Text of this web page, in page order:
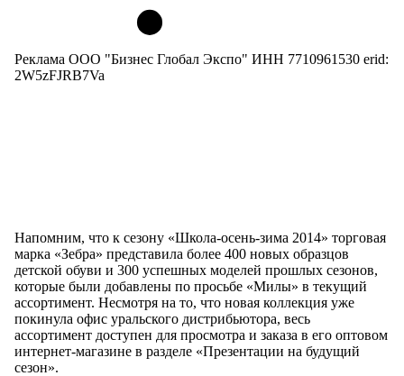
Реклама ООО "Бизнес Глобал Экспо" ИНН 7710961530 erid:
2W5zFJRB7Va
Напомним, что к сезону «Школа-осень-зима 2014» торговая
марка «Зебра» представила более 400 новых образцов
детской обуви и 300 успешных моделей прошлых сезонов,
которые были добавлены по просьбе «Милы» в текущий
ассортимент. Несмотря на то, что новая коллекция уже
покинула офис уральского дистрибьютора, весь
ассортимент доступен для просмотра и заказа в его оптовом
интернет-магазине в разделе «Презентации на будущий
сезон».